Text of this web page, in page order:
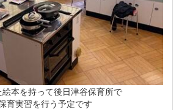
絵本を持って後日津谷保育所で
育実習を行う予定です